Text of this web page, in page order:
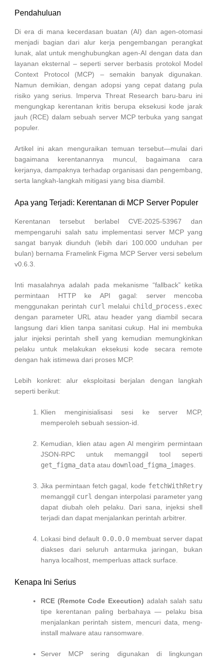
Pendahuluan
Di era di mana kecerdasan buatan (AI) dan agen-otomasi
menjadi bagian dari alur kerja pengembangan perangkat
lunak, alat untuk menghubungkan agen-AI dengan data dan
layanan eksternal – seperti server berbasis protokol Model
Context Protocol (MCP) – semakin banyak digunakan.
Namun demikian, dengan adopsi yang cepat datang pula
risiko yang serius. Imperva Threat Research baru-baru ini
mengungkap kerentanan kritis berupa eksekusi kode jarak
jauh (RCE) dalam sebuah server MCP terbuka yang sangat
populer.
Artikel ini akan menguraikan temuan tersebut—mulai dari
bagaimana kerentanannya muncul, bagaimana cara
kerjanya, dampaknya terhadap organisasi dan pengembang,
serta langkah-langkah mitigasi yang bisa diambil.
Apa yang Terjadi: Kerentanan di MCP Server Populer
Kerentanan tersebut berlabel CVE‑2025‑53967 dan
mempengaruhi salah satu implementasi server MCP yang
sangat banyak diunduh (lebih dari 100.000 unduhan per
bulan) bernama Framelink Figma MCP Server versi sebelum
v0.6.3.
Inti masalahnya adalah pada mekanisme “fallback” ketika
permintaan HTTP ke API gagal: server mencoba
menggunakan perintah curl melalui child_process.exec
dengan parameter URL atau header yang diambil secara
langsung dari klien tanpa sanitasi cukup. Hal ini membuka
jalur injeksi perintah shell yang kemudian memungkinkan
pelaku untuk melakukan eksekusi kode secara remote
dengan hak istimewa dari proses MCP.
Lebih konkret: alur eksploitasi berjalan dengan langkah
seperti berikut:
Klien menginisialisasi sesi ke server MCP,
memperoleh sebuah session-id.
Kemudian, klien atau agen AI mengirim permintaan
JSON-RPC untuk memanggil tool seperti
get_figma_data atau download_figma_images.
Jika permintaan fetch gagal, kode fetchWithRetry
memanggil curl dengan interpolasi parameter yang
dapat diubah oleh pelaku. Dari sana, injeksi shell
terjadi dan dapat menjalankan perintah arbitrer.
Lokasi bind default 0.0.0.0membuat server dapat
diakses dari seluruh antarmuka jaringan, bukan
hanya localhost, memperluas attack surface.
Kenapa Ini Serius
RCE (Remote Code Execution) adalah salah satu
tipe kerentanan paling berbahaya — pelaku bisa
menjalankan perintah sistem, mencuri data, meng-
install malware atau ransomware.
Server MCP sering digunakan di lingkungan